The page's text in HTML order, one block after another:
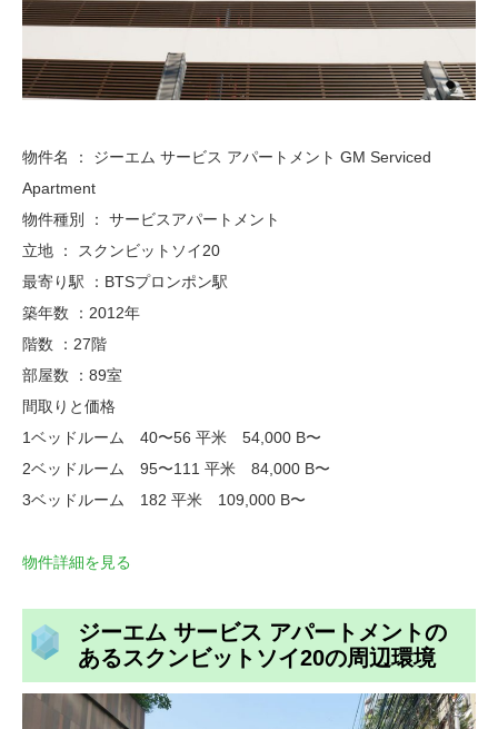
物件名 ： ジーエム サービス アパートメント GM Serviced
Apartment
物件種別 ： サービスアパートメント
立地 ： スクンビットソイ20
最寄り駅 ：BTSプロンポン駅
築年数 ：2012年
階数 ：27階
部屋数 ：89室
間取りと価格
1ベッドルーム 40〜56 平米 54,000 B〜
2ベッドルーム 95〜111 平米 84,000 B〜
3ベッドルーム 182 平米 109,000 B〜
物件詳細を見る
ジーエム サービス アパートメントの
あるスクンビットソイ20の周辺環境